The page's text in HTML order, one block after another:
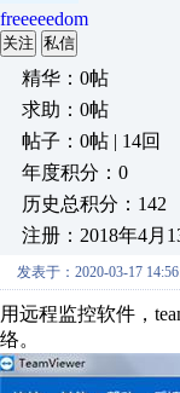
freeeeedom
关注 私信
精华：0帖
求助：0帖
帖子：0帖 | 14回
年度积分：0
历史总积分：142
注册：2018年4月
发表于：2020-03-17
用远程监控软件，
络。